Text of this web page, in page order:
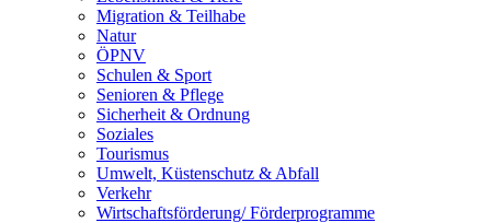
Migration & Teilhabe
Natur
ÖPNV
Schulen & Sport
Senioren & Pflege
Sicherheit & Ordnung
Soziales
Tourismus
Umwelt, Küstenschutz & Abfall
Verkehr
Wirtschaftsförderung/ Förderprogramme